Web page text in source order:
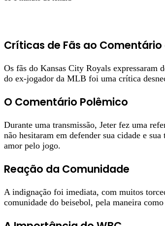
Críticas de Fãs ao
Os fãs do Kansas City Royals expressaram
do ex-jogador da MLB foi uma crítica
O Comentário Polêmico
Durante uma transmissão, Jeter fez uma
não hesitaram em defender sua cidade e
amor pelo jogo.
Reação da Comunidade
A indignação foi imediata, com muitos
comunidade do beisebol, pela maneira